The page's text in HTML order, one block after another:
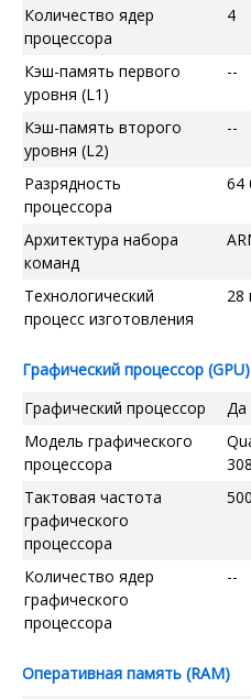
Количество ядер
процессора
4
Кэш-память первого
уровня (L1)
--
Кэш-память второго
уровня (L2)
--
Разрядность
процессора
64
Архитектура набора
команд
Технологический
процесс изготовления
28
Графический процессор (GPU)
Графический процессор
Да
Модель графического
процессора
308
Тактовая частота
графического
процессора
Количество ядер
графического
процессора
--
Оперативная память (RAM)